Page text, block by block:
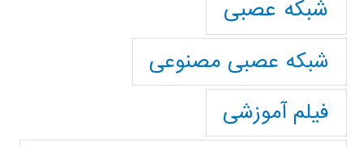
شبکه عصبی
شبکه عصبی مصنوعی
فیلم آموزشی